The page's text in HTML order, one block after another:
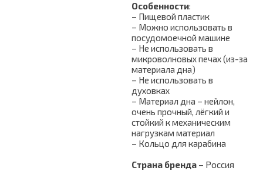
Особенности:
– Пищевой пластик
– Можно использовать в
посудомоечной машине
– Не использовать в
микроволновых печах (из-за
материала дна)
– Не использовать в
духовках
– Материал дна – нейлон,
очень прочный, лёгкий и
стойкий к механическим
нагрузкам материал
– Кольцо для карабина
Страна бренда – Россия